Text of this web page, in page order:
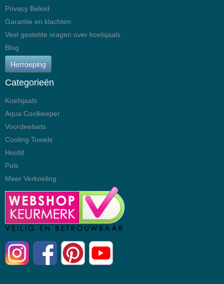
Privacy Beleid
Garantie en klachten
Veel gestelde vragen over koelsjaals
Blog
Herroeping
Categorieën
Koelsjaals
Aqua Coolkeeper
Voordeelsets
Cooling Towels
Hoofd
Pols
Meer Verkoeling